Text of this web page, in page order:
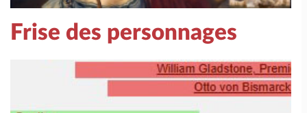
Frise des personnages